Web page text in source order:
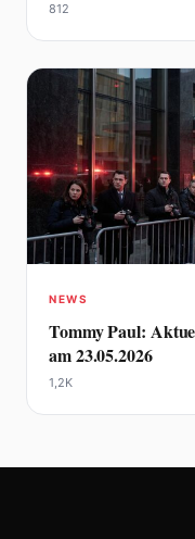
812
NEWS
Tommy Paul:
am 23.05.2026
1,2K